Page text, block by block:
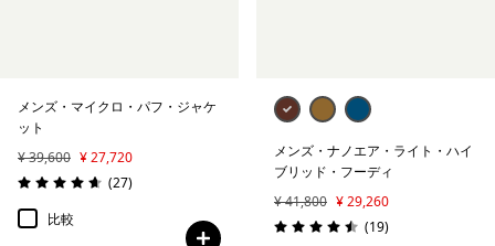
メンズ・マイクロ・パフ・ジャケ
ット
¥ 39,600 ¥ 27,720
評価: 4.7 / 5
(27レビュー
)
比較
メンズ・ナノエア・ライト・ハイ
ブリッド・フーディ
¥ 41,800 ¥ 29,260
評価: 4.5 / 5
(19レビュー
)